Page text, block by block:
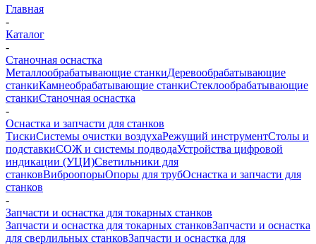
Главная
-
Каталог
-
Станочная оснастка
Металлообрабатывающие станкиДеревообрабатывающие
станкиКамнеобрабатывающие станкиСтеклообрабатывающие
станкиСтаночная оснастка
-
Оснастка и запчасти для станков
ТискиСистемы очистки воздухаРежущий инструментСтолы и
подставкиСОЖ и системы подводаУстройства цифровой
индикации (УЦИ)Светильники для
станковВиброопорыОпоры для трубОснастка и запчасти для
станков
-
Запчасти и оснастка для токарных станков
Запчасти и оснастка для токарных станковЗапчасти и оснастка
для сверлильных станковЗапчасти и оснастка для